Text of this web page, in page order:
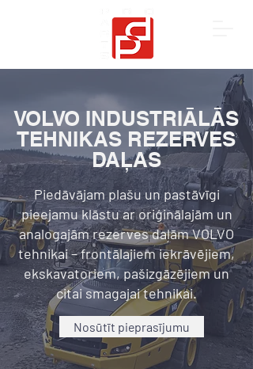
VOLVO INDUSTRIĀLĀS
TEHNIKAS REZERVES
DAĻAS
Piedāvājam plašu un pastāvīgi
pieejamu klāstu ar oriģinālajām un
analogajām rezerves daļām VOLVO
tehnikai – frontālajiem iekrāvējiem,
ekskavatoriem, pašizgāzējiem un
citai smagajai tehnikai.
Nosūtīt pieprasījumu